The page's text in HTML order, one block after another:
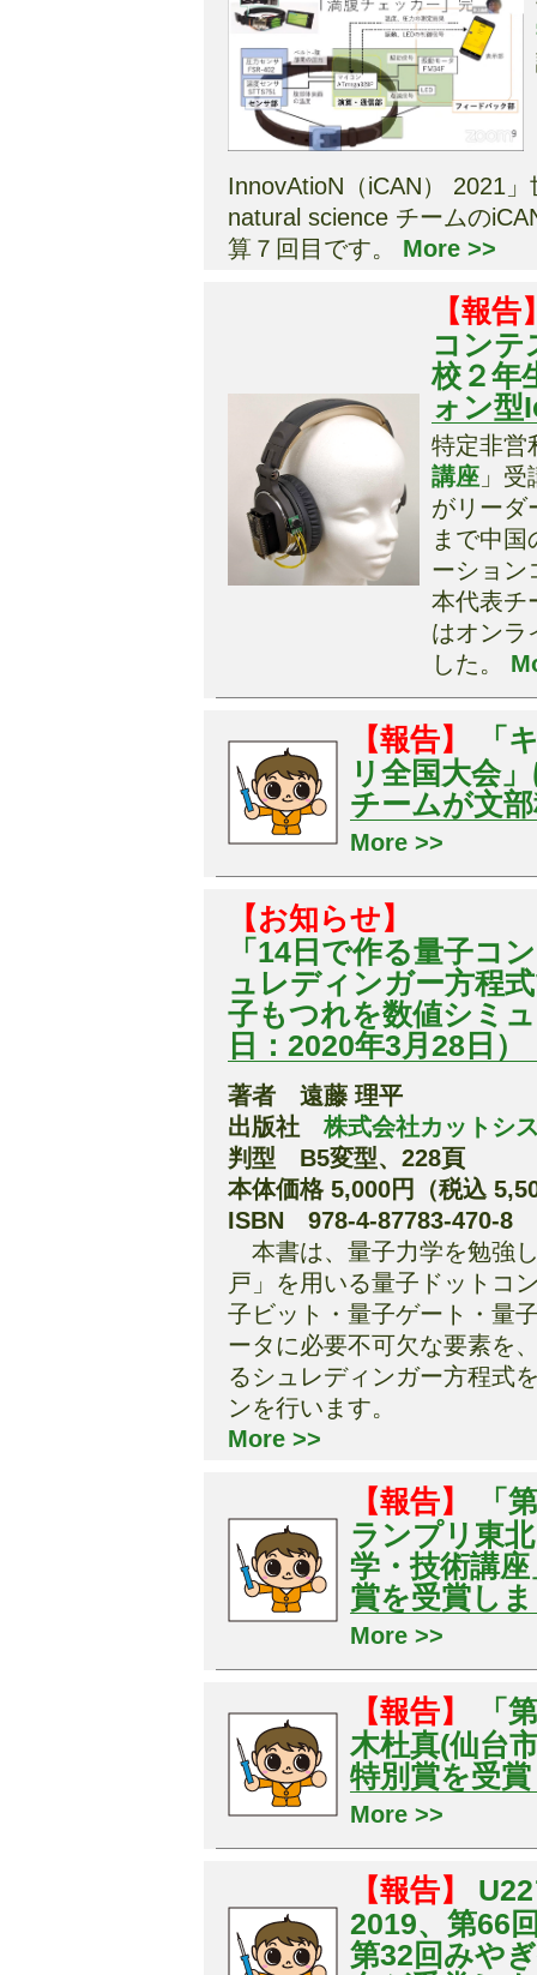
InnovAtioN（iCAN） 2021
natural science チームの
算７回目です。 More >>
【報告
コンテ
校２年
ォン型
特定非営
講座 」
がリーダ
まで中
ーション
本代表チ
はオンラ
した。
【報告】
「
リ全国大会
チームが文
More >>
【お知らせ】
「14日で作る量子コ
ュレディンガー方程
子もつれを数値シミ
日：2020年3月28日）
著者 遠藤 理平
出版社株式会社カットシ
判型 B5変型、228頁
本体価格 5,000円（税込
ISBN 978-4-87783-470-8
本書は、量子力学を勉強
戸」を用いる量子ドットコ
子ビット・量子ゲート・量
ータに必要不可欠な要素を
るシュレディンガー方程式
ンを行います。
More >>
【報告】
「
ランプリ東
学・技術講
賞を受賞し
More >>
【報告】
「
木杜真(仙台
特別賞を受
More >>
【報告】
2019、第66
第32回みや